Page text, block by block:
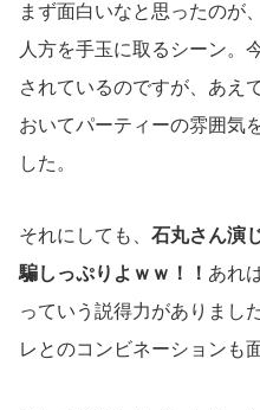
まず面白いなと思ったのが
人方を手玉に取るシーン。
されているのですが、あえ
おいてパーティーの雰囲気
した。
それにしても、 石丸さん演
騙しっぷりよｗｗ！！ あれ
っていう説得力がありまし
レとのコンビネーションも